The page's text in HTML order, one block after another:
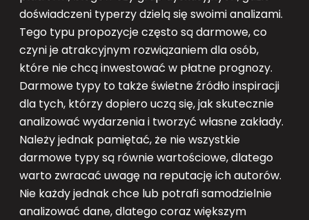
doświadczeni typerzy dzielą się swoimi analizami.
Tego typu propozycje często są darmowe, co
czyni je atrakcyjnym rozwiązaniem dla osób,
które nie chcą inwestować w płatne prognozy.
Darmowe typy to także świetne źródło inspiracji
dla tych, którzy dopiero uczą się, jak skutecznie
analizować wydarzenia i tworzyć własne zakłady.
Należy jednak pamiętać, że nie wszystkie
darmowe typy są równie wartościowe, dlatego
warto zwracać uwagę na reputację ich autorów.
Nie każdy jednak chce lub potrafi samodzielnie
analizować dane, dlatego coraz większym